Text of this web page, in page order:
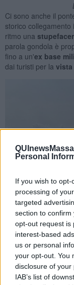
Personal
If you wish to
processing of
targeted
section to
opt-out request is
interest-based
us or personal
your opt-out. You
disclosure of
IAB’s list of
Ci sono anche il
storico
ritmo una
parola gondola è
fino a un'ex base
dai turisti per la vista